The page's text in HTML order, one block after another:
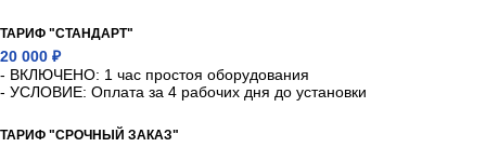
ТАРИФ "СТАНДАРТ"
20 000 ₽
- ВКЛЮЧЕНО: 1 час простоя оборудования
- УСЛОВИЕ: Оплата за 4 рабочих дня до установки
ТАРИФ "СРОЧНЫЙ ЗАКАЗ"